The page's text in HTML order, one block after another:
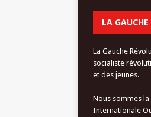
LA
La Gauche
socialiste
et des jeunes.
Nous sommes
Internationale